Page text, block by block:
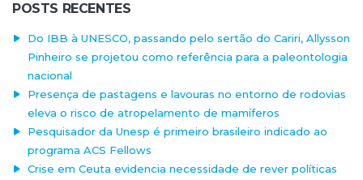
POSTS RECENTES
Do IBB à UNESCO, passando pelo sertão do Cariri, Allysson
Pinheiro se projetou como referência para a paleontologia
nacional
Presença de pastagens e lavouras no entorno de rodovias
eleva o risco de atropelamento de mamíferos
Pesquisador da Unesp é primeiro brasileiro indicado ao
programa ACS Fellows
Crise em Ceuta evidencia necessidade de rever políticas